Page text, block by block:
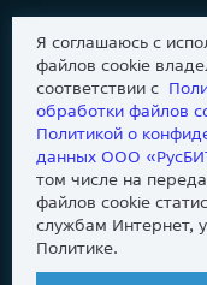
Я соглашаюсь с
файлов cookie
соответствии с
обработки файлов
Политикой о
данных ООО
том числе на
файлов cookie
службам Интернет,
Политике.